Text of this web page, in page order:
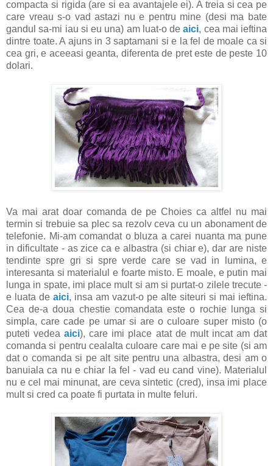
compacta si rigida (are si ea avantajele ei). A treia si cea pe
care vreau s-o vad astazi nu e pentru mine (desi ma bate
gandul sa-mi iau si eu una) am luat-o deaici, cea mai ieftina
dintre toate. A ajuns in 3 saptamani si e la fel de moale ca si
cea gri, e aceeasi geanta, diferenta de pret este de peste 10
dolari.
Va mai arat doar comanda de pe Choies ca altfel nu mai
termin si trebuie sa plec sa rezolv ceva cu un abonament de
telefonie. Mi-am comandat o bluza a carei nuanta ma pune
in dificultate - as zice ca e albastra (si chiar e), dar are niste
tendinte spre gri si spre verde care se vad in lumina, e
interesanta si materialul e foarte misto. E moale, e putin mai
lunga in spate, imi place mult si am si purtat-o zilele trecute -
e luata de aici, insa am vazut-o pe alte siteuri si mai ieftina.
Cea de-a doua chestie comandata este o rochie lunga si
simpla, care cade pe umar si are o culoare super misto (o
puteti vedeaaici), care imi place atat de mult incat am dat
comanda si pentru cealalta culoare care mai e pe site (si am
dat o comanda si pe alt site pentru una albastra, desi am o
banuiala ca nu e chiar la fel - vad eu cand vine). Materialul
nu e cel mai minunat, are ceva sintetic (cred), insa imi place
mult si cred ca poate fi purtata in multe feluri.